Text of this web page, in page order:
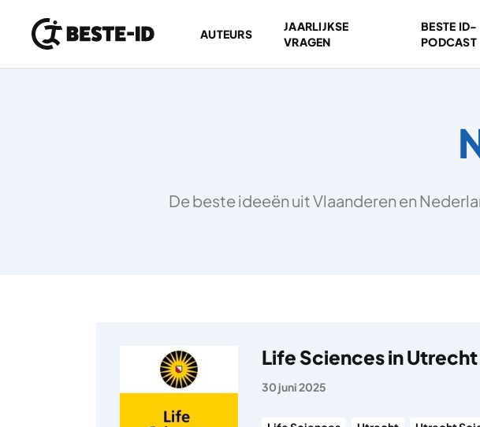
Ga naar inhoud
AUTEURS
JAARLIJKSE
VRAGEN
BESTE ID-
PODCAST
De beste ideeën uit Vlaanderen en
Life Sciences in
30 juni 2025